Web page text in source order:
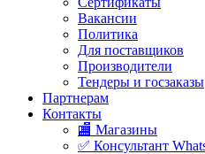
Вакансии
Политика
Для поставщиков
Производители
Тендеры и госзаказы
Партнерам
Контакты
🏬 Магазины
✅️ Консультант